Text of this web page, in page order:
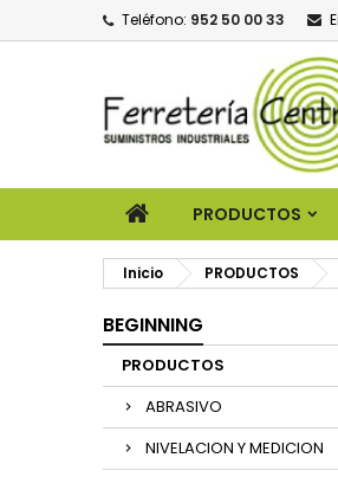
Teléfono: 952 50 00 33
PRODUCTOS
Inicio PRODUCTOS
BEGINNING
PRODUCTOS
ABRASIVO
NIVELACION Y MEDICION